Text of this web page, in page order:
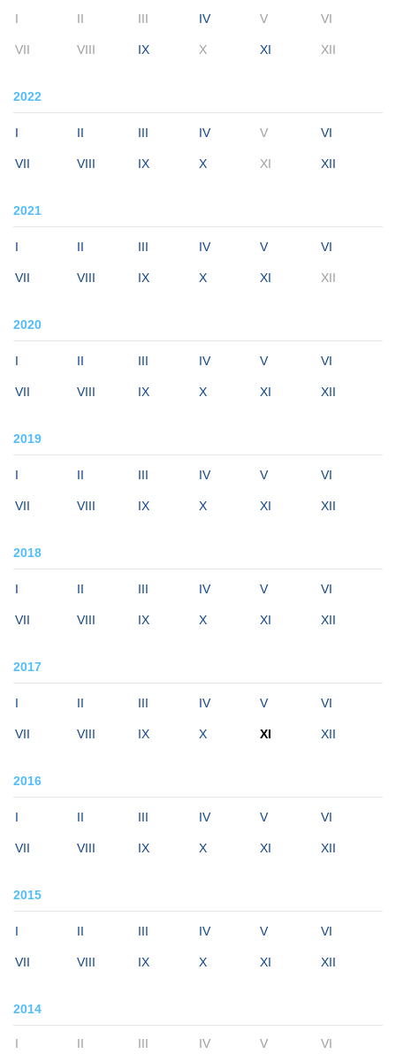
I II III IV V VI
VII VIII IX X XI XII
2022
I II III IV V VI
VII VIII IX X XI XII
2021
I II III IV V VI
VII VIII IX X XI XII
2020
I II III IV V VI
VII VIII IX X XI XII
2019
I II III IV V VI
VII VIII IX X XI XII
2018
I II III IV V VI
VII VIII IX X XI XII
2017
I II III IV V VI
VII VIII IX X XI XII
2016
I II III IV V VI
VII VIII IX X XI XII
2015
I II III IV V VI
VII VIII IX X XI XII
2014
I II III IV V VI